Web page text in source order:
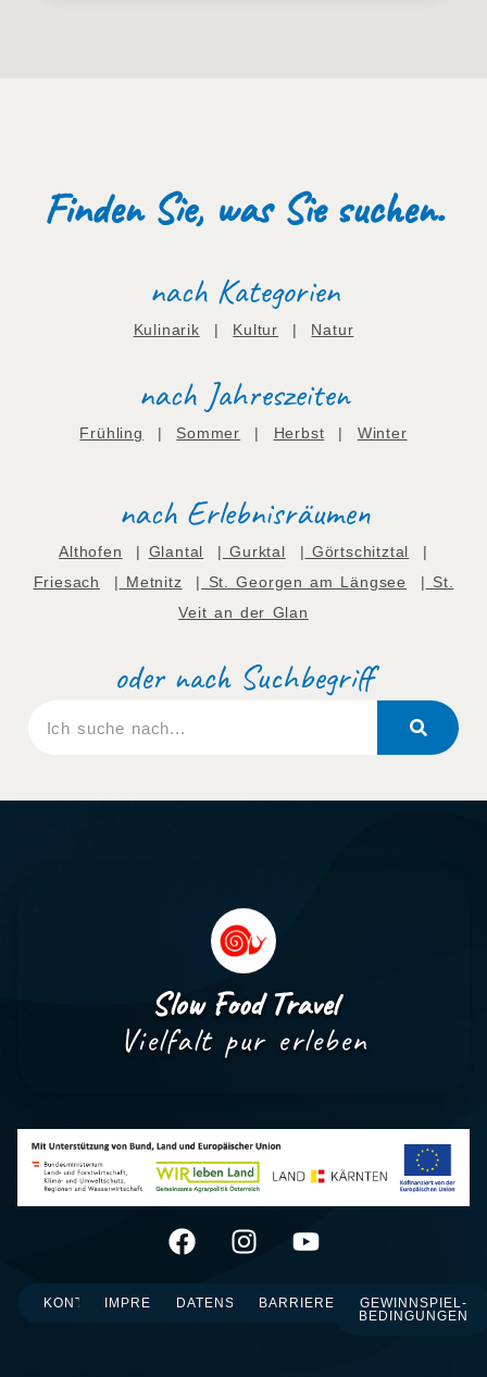
Finden Sie, was Sie suchen.
nach Kategorien
Kulinarik | Kultur | Natur
nach Jahreszeiten
Frühling | Sommer | Herbst | Winter
nach Erlebnisräumen
Althofen | Glantal | Gurktal | Görtschitztal |
Friesach
| Metnitz | St. Georgen am Längsee | St.
Veit an der Glan
oder nach Suchbegriff
Slow Food Travel
Vielfalt pur erleben
KONTAKT IMPRESSUMDATENSCHUTZBARRIEREFREIHEITGEWINNSPIEL-
BEDINGUNGEN